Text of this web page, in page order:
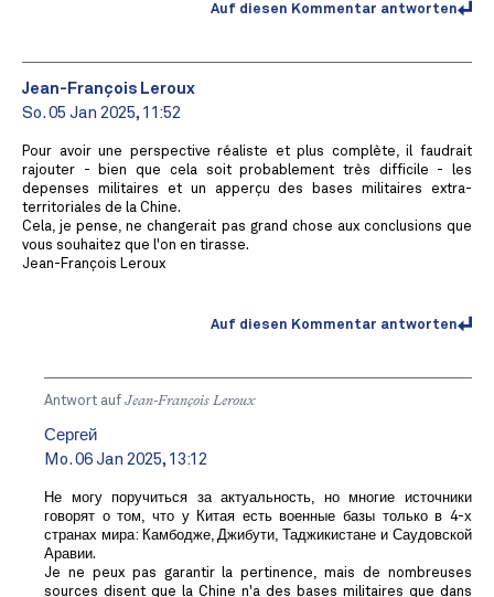
Auf diesen Kommentar antworten
Jean-François Leroux
So. 05 Jan 2025, 11:52
Pour avoir une perspective réaliste et plus complète, il faudrait
rajouter - bien que cela soit probablement très difficile - les
depenses militaires et un apperçu des bases militaires extra-
territoriales de la Chine.
Cela, je pense, ne changerait pas grand chose aux conclusions que
vous souhaitez que l'on en tirasse.
Jean-François Leroux
Auf diesen Kommentar antworten
Antwort auf Jean-François Leroux
Сергей
Mo. 06 Jan 2025, 13:12
Не могу поручиться за актуальность, но многие источники
говорят о том, что у Китая есть военные базы только в 4-х
странах мира: Камбодже, Джибути, Таджикистане и Саудовской
Аравии.
Je ne peux pas garantir la pertinence, mais de nombreuses
sources disent que la Chine n'a des bases militaires que dans